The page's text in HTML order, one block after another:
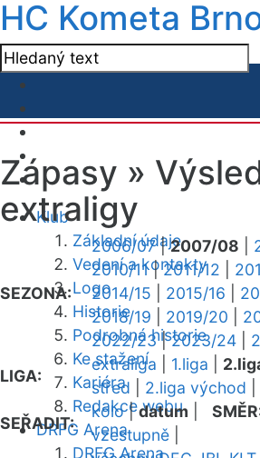
HC Kometa
Klub
Základní údaje
Vedení a kontakty
Logo
Historie
Podrobná historie
Ke stažení
Kariéra
Redakce webu
DRFG Arena
DRFG Arena
Zápasy »
extraligy
SEZONA:
2006/07|2007/08
2010/11|2011/12
2014/15
2015/16
2018/19
2019/20
2022/23|2023/24
LIGA:
extraliga 1.liga
střed
2.liga východ
SEŘADIT:
kolo|datum
vzestupně